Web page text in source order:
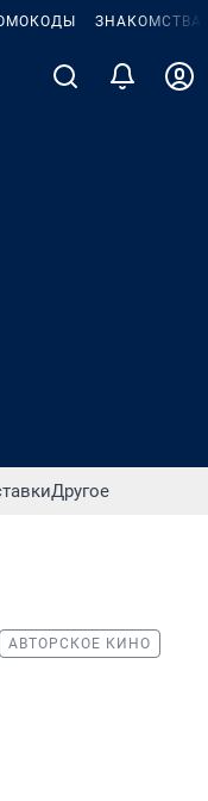
ЗНАКОМСТВА
Другое
АВТОРСКОЕ КИНО